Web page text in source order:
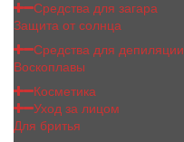
Средства для загара
Защита от солнца
Средства для депиляции
Воскоплавы
Косметика
Уход за лицом
Для бритья